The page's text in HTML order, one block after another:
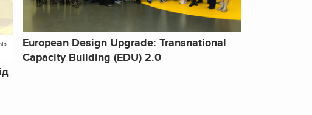
European Design Upgrade: Transnational
Capacity Building (EDU) 2.0